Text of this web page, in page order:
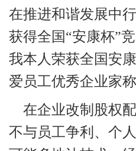
在推进和谐发展中
获得全国“安康杯”
我本人荣获全国安
爱员工优秀企业家称
在企业改制股权
不与员工争利、个